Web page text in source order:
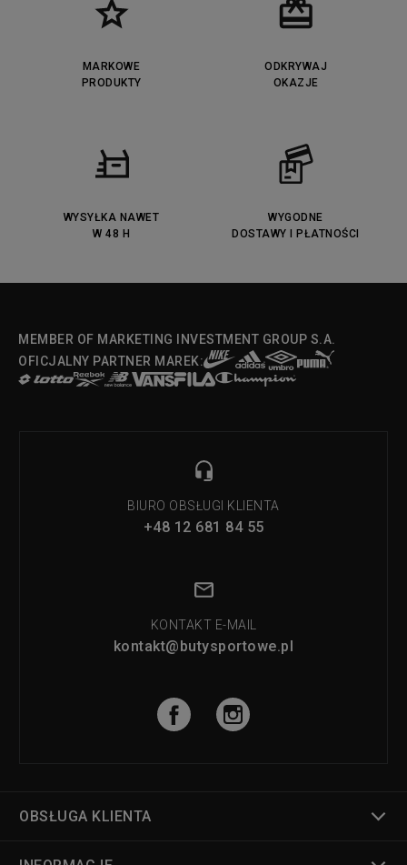
MARKOWE
PRODUKTY
ODKRYWAJ
OKAZJE
WYSYŁKA NAWET
W 48 H
WYGODNE
DOSTAWY I PŁATNOŚCI
MEMBER OF MARKETING INVESTMENT GROUP S.A.
OFICJALNY PARTNER MAREK:
BIURO OBSŁUGI KLIENTA
+48 12 681 84 55
KONTAKT E-MAIL
kontakt@butysportowe.pl
OBSŁUGA KLIENTA